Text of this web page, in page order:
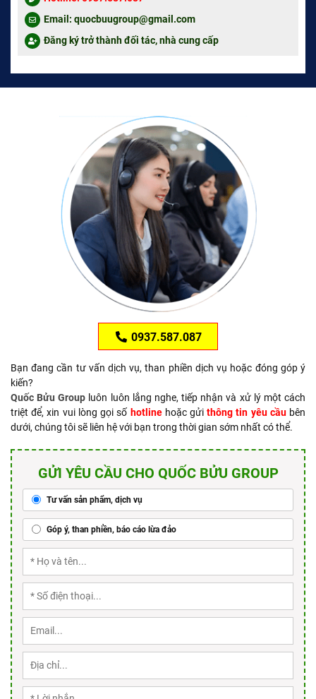
Email: quocbuugroup@gmail.com
Đăng ký trở thành đối tác, nhà cung cấp
0937.587.087
Bạn đang cần tư vấn dịch vụ, than phiền dịch vụ hoặc đóng góp ý
kiến?
Quốc Bửu Group luôn luôn lắng nghe, tiếp nhận và xử lý một cách
triệt để, xin vui lòng gọi số hotlinehoặc gửithông tin yêu cầubên
dưới, chúng tôi sẽ liên hệ với bạn trong thời gian sớm nhất có thể.
GỬI YÊU CẦU CHO QUỐC BỬU GROUP
Tư vấn sản phẩm, dịch vụ
Góp ý, than phiền, báo cáo lừa đảo